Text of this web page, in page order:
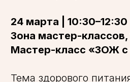
24 марта | 10:30–12:30
Зона мастер-
Мастер-класс «ЗОЖ
Тема здорового